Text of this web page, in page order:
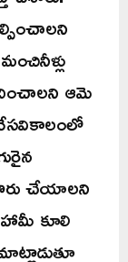
ఆమె
చేయాలని
హామీ కూలి